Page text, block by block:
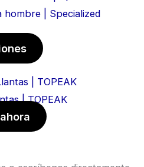
hombre | Specialized
| TOPEAK